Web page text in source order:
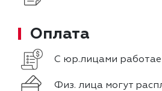
Оплата
С юр.лицами
Физ. лица могут